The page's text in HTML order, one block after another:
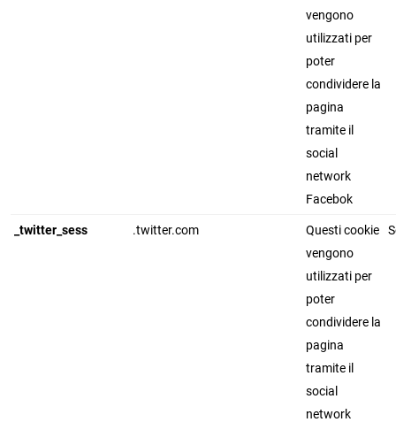
vengono
utilizzati per
poter
condividere la
pagina
tramite il
social
network
Facebok
_twitter_sess .twitter.com
Questi cookie
vengono
utilizzati per
poter
condividere la
pagina
tramite il
social
network